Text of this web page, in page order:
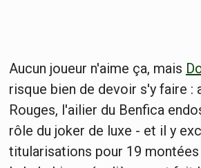
Aucun joueur n'aime ça, mais
risque bien de devoir s'y faire :
Rouges, l'ailier du Benfica
rôle du joker de luxe - et il y
titularisations pour 19 montées